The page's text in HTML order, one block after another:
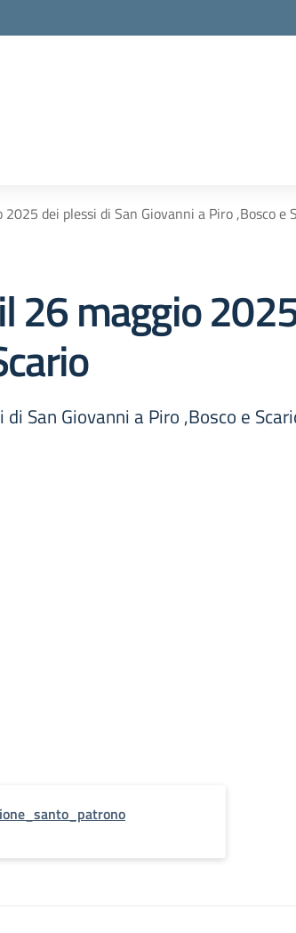
dei plessi di San Giovanni a Piro ,Bosco e
26 maggio
San Giovanni a Piro ,Bosco e